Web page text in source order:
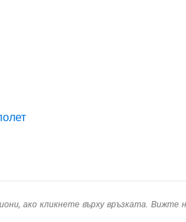
ако кликнете върху връзката.